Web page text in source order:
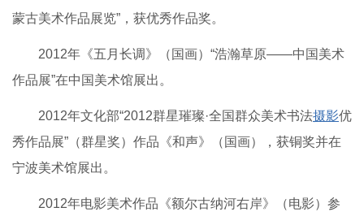
蒙古美术作品展览”，获优秀作品奖。
2012年《五月长调》（国画）“浩瀚草原——中国美术
作品展”在中国美术馆展出。
2012年文化部“2012群星璀璨·全国群众美术书法摄影优
秀作品展”（群星奖）作品《和声》（国画），获铜奖并在
宁波美术馆展出。
2012年电影美术作品《额尔古纳河右岸》（电影）参